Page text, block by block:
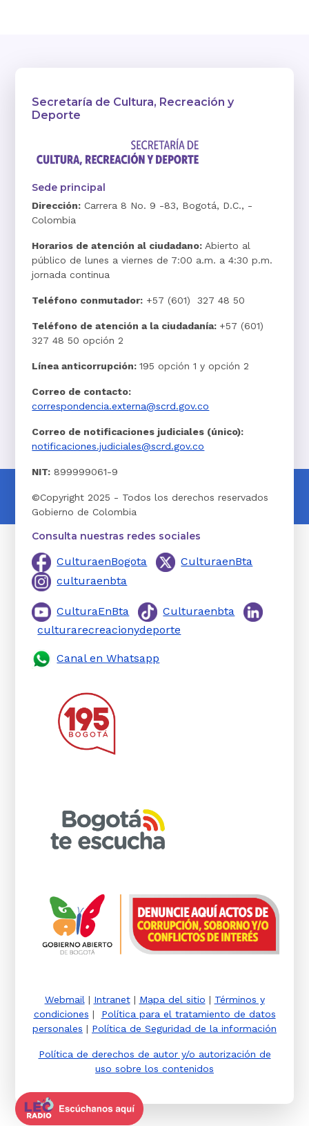
Secretaría de Cultura, Recreación y
Deporte
Sede principal
Dirección: Carrera 8 No. 9 -83, Bogotá, D.C., -
Colombia
Horarios de atención al ciudadano: Abierto al
público de lunes a viernes de 7:00 a.m. a 4:30 p.m.
jornada continua
Teléfono conmutador: +57 (601) 327 48 50
Teléfono de atención a la ciudadanía: +57 (601)
327 48 50 opción 2
Línea anticorrupción:195 opción 1 y opción 2
Correo de contacto:
correspondencia.externa@scrd.gov.co
Correo de notificaciones judiciales (único):
notificaciones.judiciales@scrd.gov.co
NIT: 899999061-9
©Copyright 2025 - Todos los derechos reservados
Gobierno de Colombia
Consulta nuestras redes sociales
CulturaenBogota
CulturaenBta
culturaenbta
CulturaEnBta
Culturaenbta
culturarecreacionydeporte
Canal en Whatsapp
Webmail | Intranet| Mapa del sitio | Términos y
condiciones | Política para el tratamiento de datos
personales | Política de Seguridad de la información
Política de derechos de autor y/o autorización de
uso sobre los contenidos